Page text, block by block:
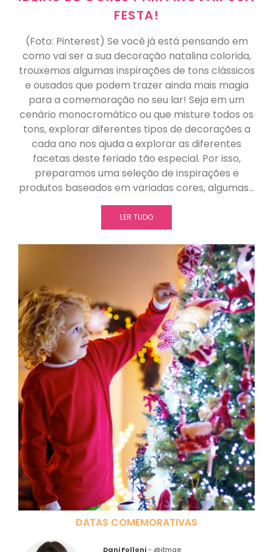
FESTA!
(Foto: Pinterest) Se você já está pensando em
como vai ser a sua decoração natalina colorida,
trouxemos algumas inspirações de tons clássicos
e ousados que podem trazer ainda mais magia
para a comemoração no seu lar! Seja em um
cenário monocromático ou que misture todos os
tons, explorar diferentes tipos de decorações a
cada ano nos ajuda a explorar as diferentes
facetas deste feriado tão especial. Por isso,
preparamos uma seleção de inspirações e
produtos baseados em variadas cores, algumas…
LER TUDO
DATAS COMEMORATIVAS
Dani Folloni- @itmae